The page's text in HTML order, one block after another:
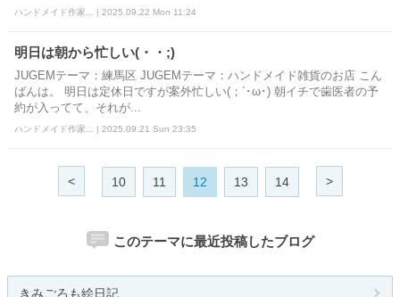
ハンドメイド作家... | 2025.09.22 Mon 11:24
明日は朝から忙しい(・・;)
JUGEMテーマ：練馬区 JUGEMテーマ：ハンドメイド雑貨のお店 こん
ばんは。 明日は定休日ですが案外忙しい(；´･ω･) 朝イチで歯医者の予
約が入ってて、それが...
ハンドメイド作家... | 2025.09.21 Sun 23:35
< 10 11 12 13 14 >
このテーマに最近投稿したブログ
きみごろも絵日記